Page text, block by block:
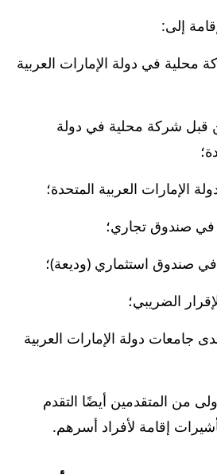
إلى:
في دولة الإمارات العربية
قبل شركة محلية في دولة
الإمارات العربية المتحدة؛
في صندوق تجاري؛
في صندوق استثماري (وديعة)؛
الضريبي؛
دولة الإمارات العربية
من المتقدمين أيضًا التقدم
إقامة لأفراد أسرهم.